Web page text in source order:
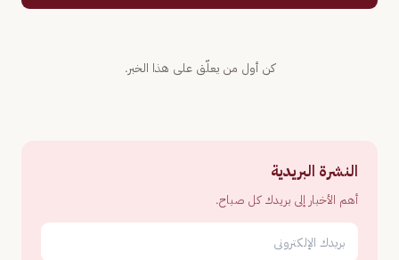
كن أول من يعلّق على هذا الخبر.
النشرة البريدية
أهم الأخبار إلى بريدك كل صباح.